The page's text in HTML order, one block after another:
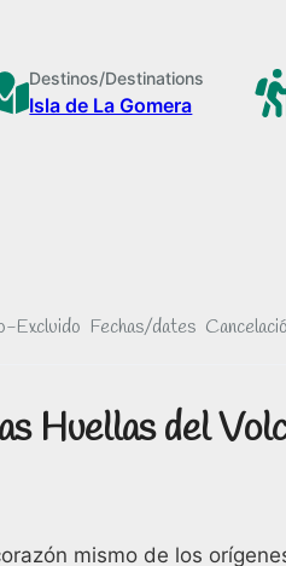
Destinos/Destinations
Isla de La Gomera
Excluido Fechas/dates
Huellas del
mismo de los